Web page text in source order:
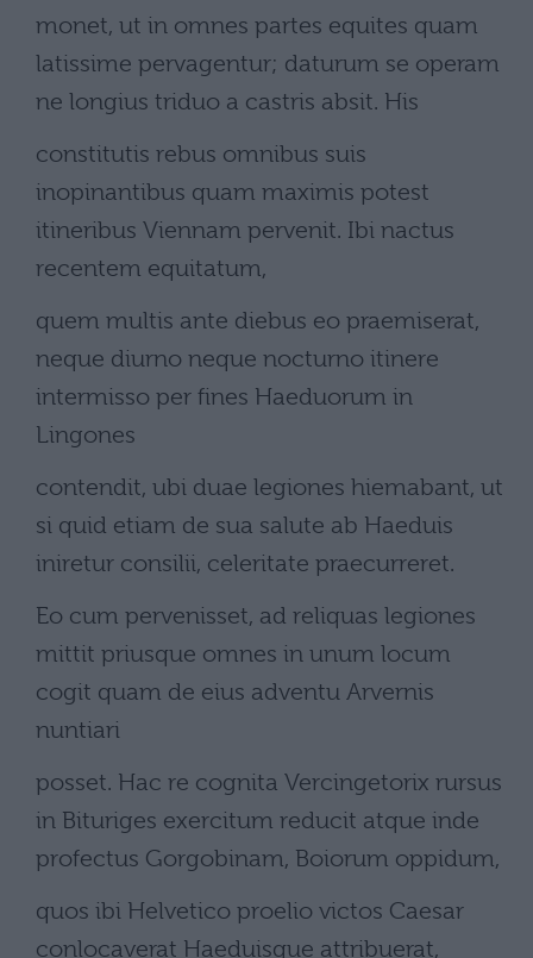
monet, ut in omnes partes equites quam
latissime pervagentur; daturum se operam
ne longius triduo a castris absit. His
constitutis rebus omnibus suis
inopinantibus quam maximis potest
itineribus Viennam pervenit. Ibi nactus
recentem equitatum,
quem multis ante diebus eo praemiserat,
neque diurno neque nocturno itinere
intermisso per fines Haeduorum in
Lingones
contendit, ubi duae legiones hiemabant, ut
si quid etiam de sua salute ab Haeduis
iniretur consilii, celeritate praecurreret.
Eo cum pervenisset, ad reliquas legiones
mittit priusque omnes in unum locum
cogit quam de eius adventu Arvernis
nuntiari
posset. Hac re cognita Vercingetorix rursus
in Bituriges exercitum reducit atque inde
profectus Gorgobinam, Boiorum oppidum,
quos ibi Helvetico proelio victos Caesar
conlocaverat Haeduisque attribuerat,